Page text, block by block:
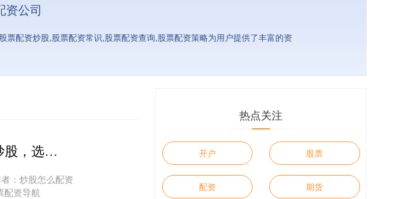
资公司
配资炒股,股票配资常识,股票配资查询,股票配资策略为用户提供了丰富的资
证券公司买入的股票能跟买吗 配资炒股，选择正规配资网，安全可靠
：炒股怎么配资
配资导航
热点关注
开户 股票
配资 期货